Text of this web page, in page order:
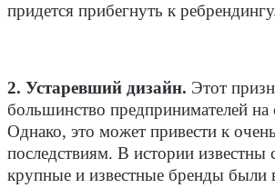
придется прибегнуть к
2. Устаревший дизайн. Этот
большинство предпринимателей на
Однако, это может привести к
последствиям. В истории известны
крупные и известные бренды